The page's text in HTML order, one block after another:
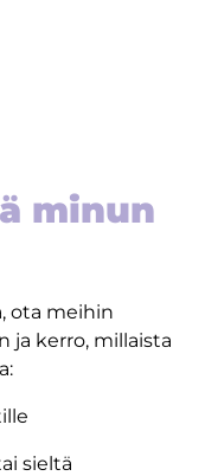
minun
ota meihin
ja kerro, millaista
sieltä